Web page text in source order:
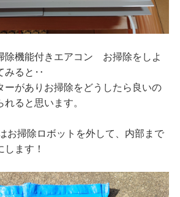
除機能付きエアコン お掃除をしよ
みると‥
ーがありお掃除をどうしたら良いの
ると思います。
お掃除ロボットを外して、内部まで
します！